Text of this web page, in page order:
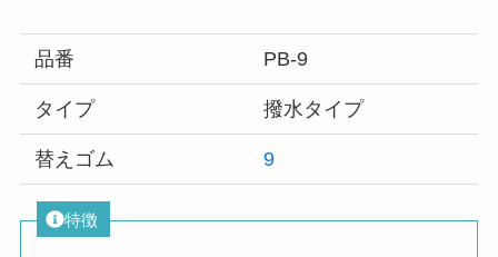
品番 PB-9
タイプ 撥水タイプ
替えゴム 9
特徴